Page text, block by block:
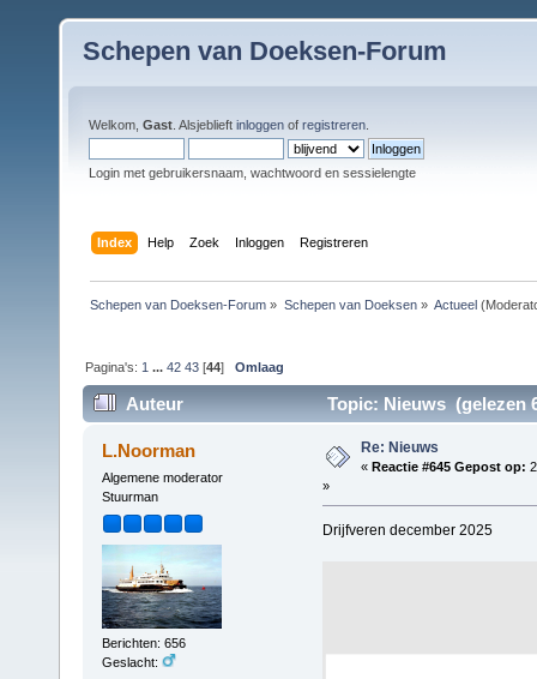
Schepen van Doeksen-Forum
Welkom, Gast . Alsjeblieft inloggen of registreren
Login met gebruikersnaam, wachtwoord en sessielengte
Index Help Zoek Inloggen Registreren
Schepen van Doeksen-Forum » Schepen van Doeksen» Actueel
Pagina's: 1 ...42 43 [44]Omlaag
Auteur Topic: Nieuws (gelezen
L.Noorman
Algemene moderator
Stuurman
Berichten: 656
Geslacht:
Re: Nieuws
« Reactie #645 Gepost op:
»
Drijfveren december 2025